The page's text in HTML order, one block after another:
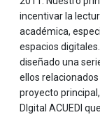
incentivar la
académica,
espacios
diseñado una
ellos
proyecto
DIgital ACUEDI